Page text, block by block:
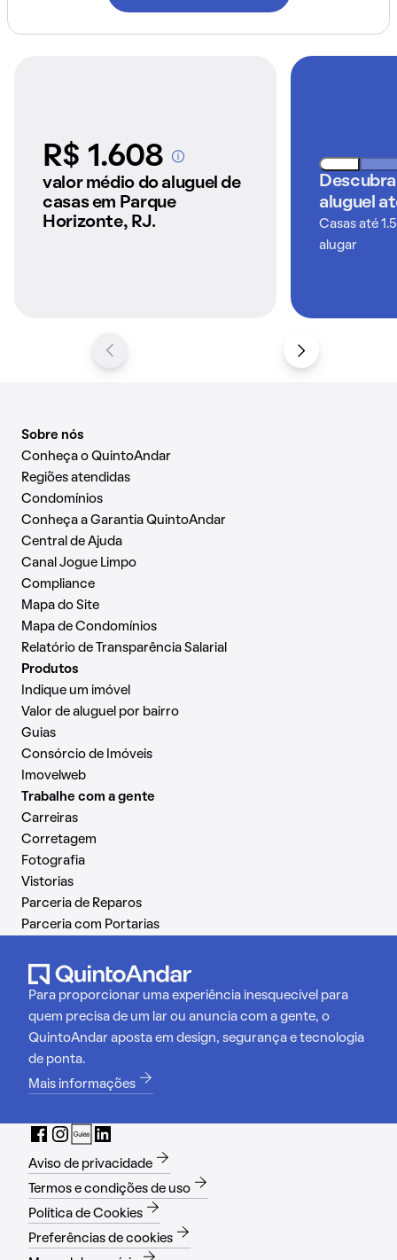
R$ 1.608A partir dos imóveis
anunciados pelo
QuintoAndar
valor médio do aluguel de
casas em Parque
Horizonte, RJ.
aluguel
Casas até
alugar
Sobre nós
Conheça o QuintoAndar
Regiões atendidas
Condomínios
Conheça a Garantia QuintoAndar
Central de Ajuda
Canal Jogue Limpo
Compliance
Mapa do Site
Mapa de Condomínios
Relatório de Transparência Salarial
Produtos
Indique um imóvel
Valor de aluguel por bairro
Guias
Consórcio de Imóveis
Imovelweb
Trabalhe com a gente
Carreiras
Corretagem
Fotografia
Vistorias
Parceria de Reparos
Parceria com Portarias
Para proporcionar uma experiência inesquecível para
quem precisa de um lar ou anuncia com a gente, o
QuintoAndar aposta em design, segurança e tecnologia
de ponta.
Mais informações
Aviso de privacidade
Termos e condições de uso
Política de Cookies
Preferências de cookies